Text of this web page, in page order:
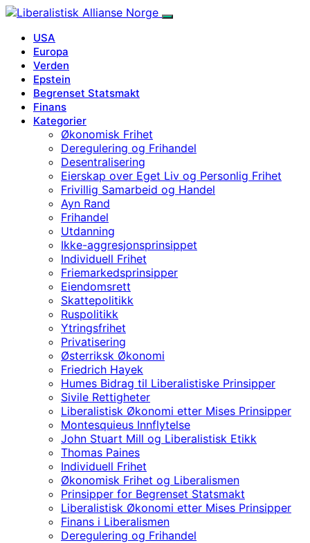
USA
Europa
Verden
Epstein
Begrenset Statsmakt
Finans
Kategorier
Økonomisk Frihet
Deregulering og Frihandel
Desentralisering
Eierskap over Eget Liv og Personlig Frihet
Frivillig Samarbeid og Handel
Ayn Rand
Frihandel
Utdanning
Ikke-aggresjonsprinsippet
Individuell Frihet
Friemarkedsprinsipper
Eiendomsrett
Skattepolitikk
Ruspolitikk
Ytringsfrihet
Privatisering
Østerriksk Økonomi
Friedrich Hayek
Humes Bidrag til Liberalistiske Prinsipper
Sivile Rettigheter
Liberalistisk Økonomi etter Mises Prinsipper
Montesquieus Innflytelse
John Stuart Mill og Liberalistisk Etikk
Thomas Paines
Individuell Frihet
Økonomisk Frihet og Liberalismen
Prinsipper for Begrenset Statsmakt
Liberalistisk Økonomi etter Mises Prinsipper
Finans i Liberalismen
Deregulering og Frihandel